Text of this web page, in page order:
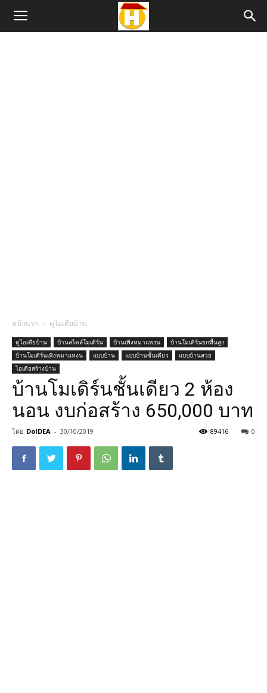
หน้าแรก ดูไอเดียบ้าน
ดูไอเดียบ้าน บ้านสไตล์โมเดิร์น บ้านเพิงหมาแหงน
บ้านโมเดิร์นยกพื้นสูง
บ้านโมเดิร์นเพิงหมาแหงน
แบบบ้าน แบบบ้านชั้นเดียว
แบบบ้านสวย
ไอเดียสร้างบ้าน
บ้านโมเดิร์นชั้นเดียว 2 ห้อง
นอน งบก่อสร้าง 650,000 บาท
โดย DoIDEA - 30/10/2019 0
89416